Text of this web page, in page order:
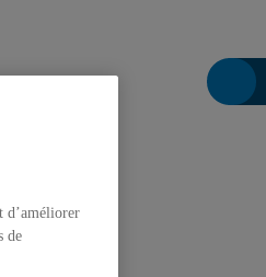
d’améliorer
de